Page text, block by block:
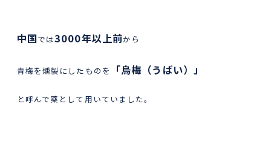
中国では3000年以上前から
青梅を燻製にしたものを 「烏梅（うばい）」
と呼んで薬として用いていました。